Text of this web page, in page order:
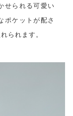
せられる可愛い
ポケットが配さ
られます。